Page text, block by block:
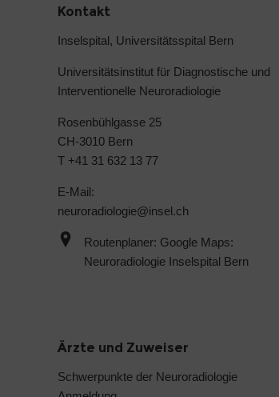
Kontakt
Inselspital, Universitätsspital Bern
Universitätsinstitut für Diagnostische und
Interventionelle Neuroradiologie
Rosenbühlgasse 25
CH-3010 Bern
T +41 31 632 13 77
E-Mail:
neuroradiologie@insel.ch
Routenplaner: Google Maps:
Neuroradiologie Inselspital Bern
Ärzte und Zuweiser
Schwerpunkte der Neuroradiologie